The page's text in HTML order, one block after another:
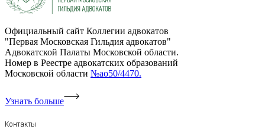
Официальный сайт Коллегии адвокатов
"Первая Московская Гильдия адвокатов"
Адвокатской Палаты Московской области.
Номер в Реестре адвокатских образований
Московской области №ао50/4470.
Узнать больше
Контакты